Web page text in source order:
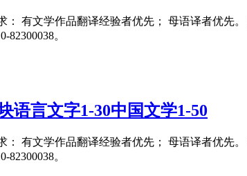
有文学作品翻译经验者优先； 母语译者优先
。
语言文字1-30中国文学1-50
有文学作品翻译经验者优先； 母语译者优先
。